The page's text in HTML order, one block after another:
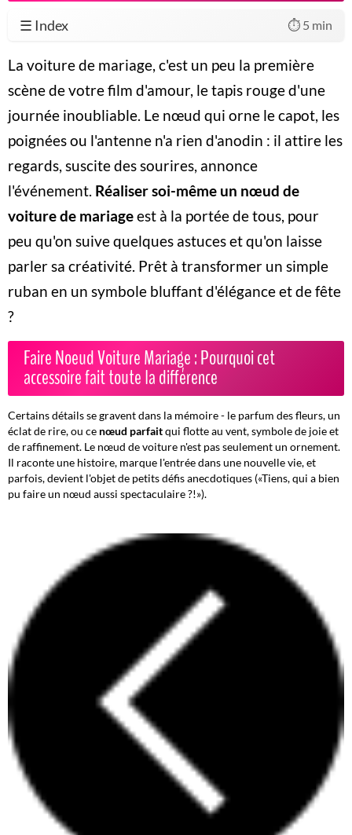
☰ Index ⏱️ 5 min
La voiture de mariage, c'est un peu la première
scène de votre film d'amour, le tapis rouge d'une
journée inoubliable. Le nœud qui orne le capot, les
poignées ou l'antenne n'a rien d'anodin : il attire les
regards, suscite des sourires, annonce
l'événement. Réaliser soi-même un nœud de
voiture de mariageest à la portée de tous, pour
peu qu'on suive quelques astuces et qu'on laisse
parler sa créativité. Prêt à transformer un simple
ruban en un symbole bluffant d'élégance et de fête
?
Faire Noeud Voiture Mariage : Pourquoi cet
accessoire fait toute la différence
Certains détails se gravent dans la mémoire - le parfum des fleurs, un
éclat de rire, ou ce nœud parfaitqui flotte au vent, symbole de joie et
de raffinement. Le nœud de voiture n'est pas seulement un ornement.
Il raconte une histoire, marque l'entrée dans une nouvelle vie, et
parfois, devient l'objet de petits défis anecdotiques («Tiens, qui a bien
pu faire un nœud aussi spectaculaire ?!»).